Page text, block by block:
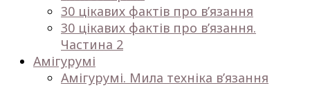
30 цікавих фактів про в’язання
30 цікавих фактів про в’язання.
Частина 2
Амігурумі
Амігурумі. Мила техніка в’язання